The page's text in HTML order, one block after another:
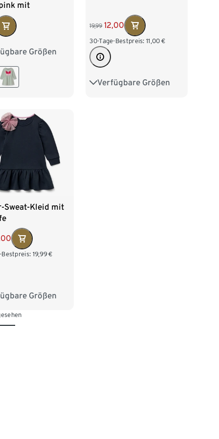
mit
Alloverprint
Größen
98/104
19,99 12,00
30-Tage-Bestpreis: 11,00 €
Verfügbare Größen
86/92 98/104
Sweat-Kleid mit
Bestpreis: 19,99€
Größen
110/116
134/140